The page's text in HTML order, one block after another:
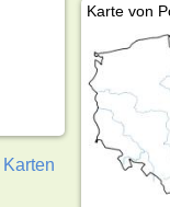
Karten
Karte von